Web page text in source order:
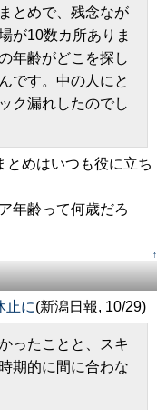
とめで、残念なが
が10数カ所ありま
年齢がどこを探し
です。中の人にと
ク漏れしたのでし
めはいつも役に立ち
年齢って何歳だろ
↑
止に(新潟日報, 10/29)
ったことと、スキ
期的に間に合わな